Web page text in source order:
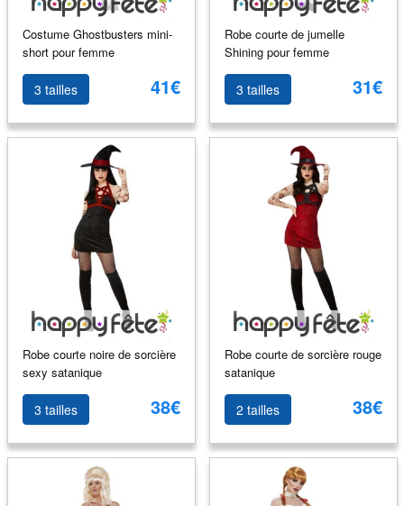
Costume Ghostbusters mini-
short pour femme
3 tailles 41€
Robe courte de jumelle
Shining pour femme
3 tailles 31€
Robe courte noire de sorcière
sexy satanique
3 tailles 38€
Robe courte de sorcière rouge
satanique
2 tailles 38€